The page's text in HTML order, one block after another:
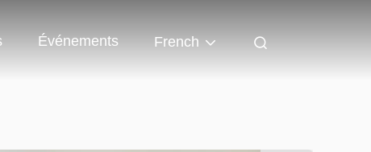
Événements French